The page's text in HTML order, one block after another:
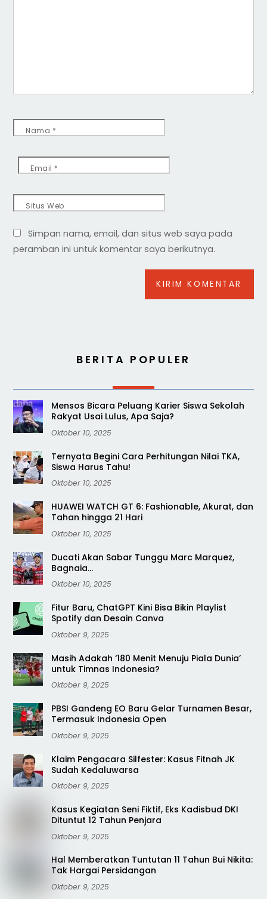
Nama *
Email *
Situs Web
Simpan nama, email, dan situs web saya pada
peramban ini untuk komentar saya berikutnya.
BERITA POPULER
Mensos Bicara Peluang Karier Siswa Sekolah
Rakyat Usai Lulus, Apa Saja?
Oktober 10, 2025
Ternyata Begini Cara Perhitungan Nilai TKA,
Siswa Harus Tahu!
Oktober 10, 2025
HUAWEI WATCH GT 6: Fashionable, Akurat, dan
Tahan hingga 21 Hari
Oktober 10, 2025
Ducati Akan Sabar Tunggu Marc Marquez,
Bagnaia…
Oktober 10, 2025
Fitur Baru, ChatGPT Kini Bisa Bikin Playlist
Spotify dan Desain Canva
Oktober 9, 2025
Masih Adakah ‘180 Menit Menuju Piala Dunia’
untuk Timnas Indonesia?
Oktober 9, 2025
PBSI Gandeng EO Baru Gelar Turnamen Besar,
Termasuk Indonesia Open
Oktober 9, 2025
Klaim Pengacara Silfester: Kasus Fitnah JK
Sudah Kedaluwarsa
Oktober 9, 2025
Kasus Kegiatan Seni Fiktif, Eks Kadisbud DKI
Dituntut 12 Tahun Penjara
Oktober 9, 2025
Hal Memberatkan Tuntutan 11 Tahun Bui Nikita:
Tak Hargai Persidangan
Oktober 9, 2025